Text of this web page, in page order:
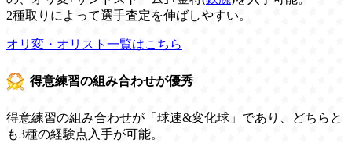
2種取りによって選手査定を伸ばしやすい。
オリ変・オリスト一覧はこちら
得意練習の組み合わせが優秀
得意練習の組み合わせが「球速&変化球」であり、どちらと
も3種の経験点入手が可能。